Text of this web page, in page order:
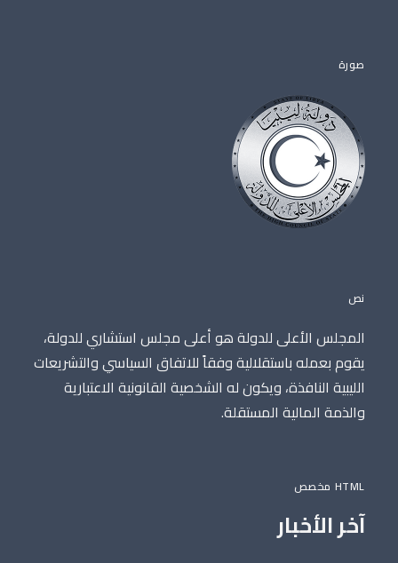
صورة
نص
المجلس الأعلى للدولة هو أعلى مجلس استشاري للدولة،
يقوم بعمله باستقلالية وفقاً للاتفاق السياسي والتشريعات
الليبية النافذة، ويكون له الشخصية القانونية الاعتبارية
والذمة المالية المستقلة.
HTML مخصص
آخر الأخبار